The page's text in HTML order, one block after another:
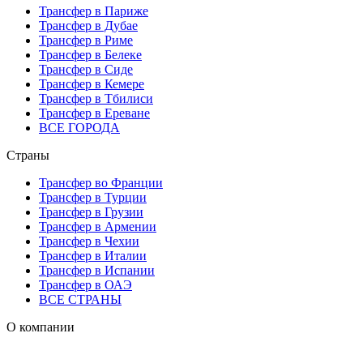
Трансфер в Париже
Трансфер в Дубае
Трансфер в Риме
Трансфер в Белеке
Трансфер в Сиде
Трансфер в Кемере
Трансфер в Тбилиси
Трансфер в Ереване
ВСЕ ГОРОДА
Страны
Трансфер во Франции
Трансфер в Турции
Трансфер в Грузии
Трансфер в Армении
Трансфер в Чехии
Трансфер в Италии
Трансфер в Испании
Трансфер в ОАЭ
ВСЕ СТРАНЫ
О компании